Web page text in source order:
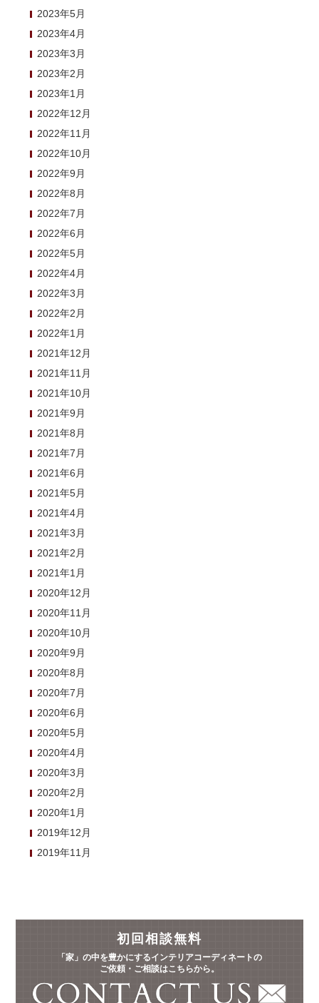
2023年5月
2023年4月
2023年3月
2023年2月
2023年1月
2022年12月
2022年11月
2022年10月
2022年9月
2022年8月
2022年7月
2022年6月
2022年5月
2022年4月
2022年3月
2022年2月
2022年1月
2021年12月
2021年11月
2021年10月
2021年9月
2021年8月
2021年7月
2021年6月
2021年5月
2021年4月
2021年3月
2021年2月
2021年1月
2020年12月
2020年11月
2020年10月
2020年9月
2020年8月
2020年7月
2020年6月
2020年5月
2020年4月
2020年3月
2020年2月
2020年1月
2019年12月
2019年11月
初回相談無料
「家」の中を豊かにするインテリアコーディネートの
ご依頼・ご相談はこちらから。